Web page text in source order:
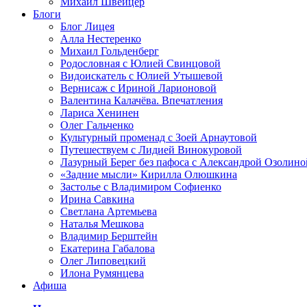
Блоги
Блог Лицея
Алла Нестеренко
Михаил Гольденберг
Родословная с Юлией Свинцовой
Видоискатель с Юлией Утышевой
Вернисаж с Ириной Ларионовой
Валентина Калачёва. Впечатления
Лариса Хенинен
Олег Гальченко
Культурный променад с Зоей Арнаутовой
Путешествуем с Лидией Винокуровой
Лазурный Берег без пафоса с Александрой
«Задние мысли» Кирилла Олюшкина
Застолье с Владимиром Софиенко
Ирина Савкина
Светлана Артемьева
Наталья Мешкова
Владимир Берштейн
Екатерина Габалова
Олег Липовецкий
Илона Румянцева
Афиша